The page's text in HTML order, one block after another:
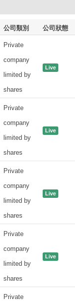
公司類別 公司狀態
Private
company
limited by
shares
Live
Private
company
limited by
shares
Live
Private
company
limited by
shares
Live
Private
company
limited by
shares
Live
Private